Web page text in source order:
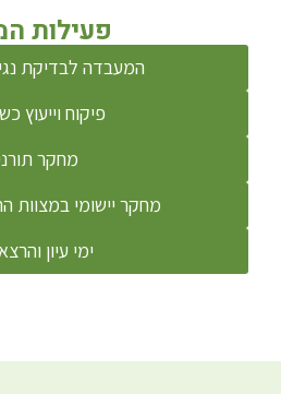
פעילות
המעבדה לבדיקת
פיקוח וייעוץ
מחקר
מחקר יישומי במצוות
ימי עיון